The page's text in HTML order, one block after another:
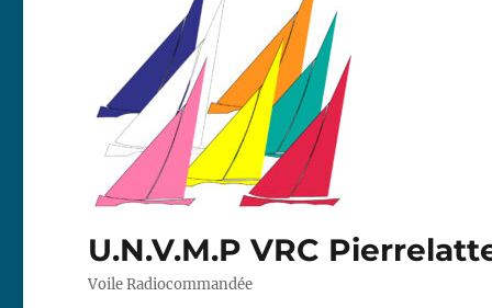
U.N.V.M.P VRC
Voile Radiocommandée